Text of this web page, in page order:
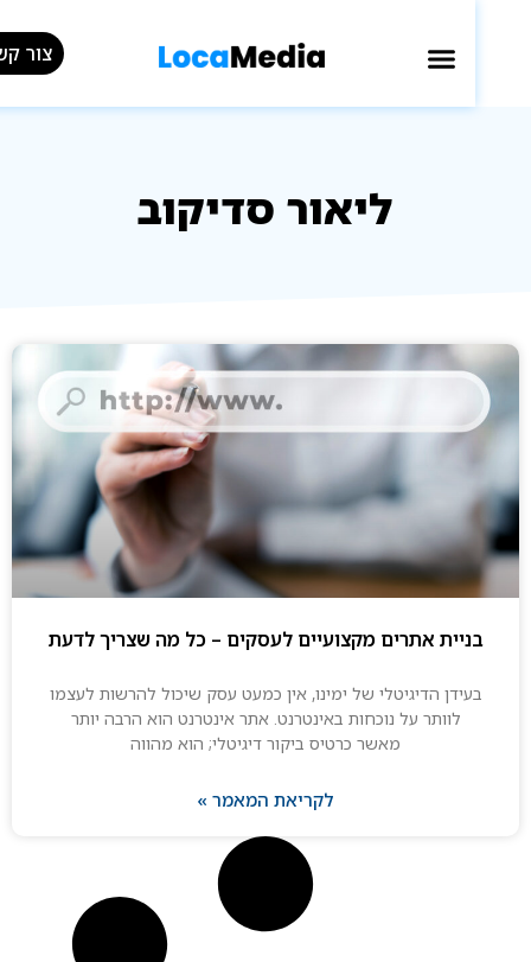
צור קשר »
ליאור סדיקוב
אתרים מקצועיים לעסקים – כל מה שצריך לדעת
הדיגיטלי של ימינו, אין כמעט עסק שיכול להרשות לעצמו
לוותר על נוכחות באינטרנט. אתר אינטרנט הוא הרבה יותר
מאשר כרטיס ביקור דיגיטלי; הוא מהווה
לקריאת המאמר »